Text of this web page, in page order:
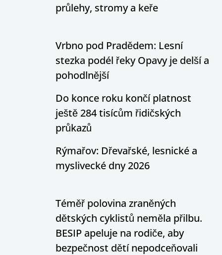
průlehy, stromy a keře
Vrbno pod Pradědem: Lesní
stezka podél řeky Opavy je delší a
pohodlnější
Do konce roku končí platnost
ještě 284 tisícům řidičských
průkazů
Rýmařov: Dřevařské, lesnické a
myslivecké dny 2026
Téměř polovina zraněných
dětských cyklistů neměla přilbu.
BESIP apeluje na rodiče, aby
bezpečnost dětí nepodceňovali